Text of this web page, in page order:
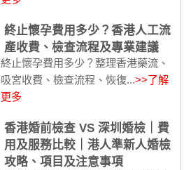
終止懷孕費用多少？香港人工流
產收費、檢查流程及專業建議
終止懷孕費用多少？整理香港藥流、
吸宮收費、檢查流程、恢復...>>了解
更多
香港婚前檢查 VS 深圳婚檢｜費
用及服務比較｜港人準新人婚檢
攻略、項目及注意事項